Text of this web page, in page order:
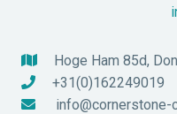
 Hoge Ham 85d,
 +31(0)162249019
 info@cornerstone-